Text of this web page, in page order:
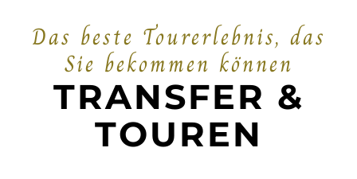
Das beste Tourerlebnis, das
Sie bekommen können
TRANSFER &
TOUREN